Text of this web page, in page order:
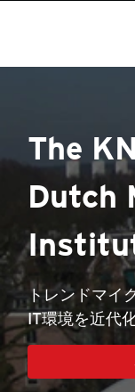
The
Dutch
トレンドマイ
IT環境を近代